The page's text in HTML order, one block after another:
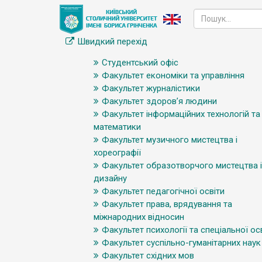
Швидкий перехід
Студентський офіс
Факультет економіки та управління
Факультет журналістики
Факультет здоров’я людини
Факультет інформаційних технологій та
математики
Факультет музичного мистецтва і
хореографії
Факультет образотворчого мистецтва і
дизайну
Факультет педагогічної освіти
Факультет права, врядування та
міжнародних відносин
Факультет психології та спеціальної
Факультет суспільно-гуманітарних наук
Факультет східних мов